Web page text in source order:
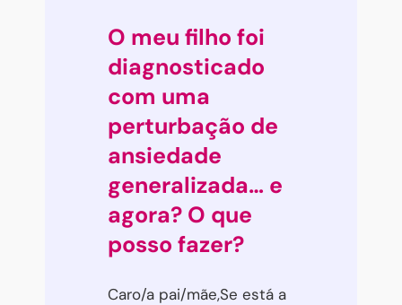
O meu filho foi
diagnosticado
com uma
perturbação de
ansiedade
generalizada… e
agora? O que
posso fazer?
Caro/a pai/mãe,Se está a